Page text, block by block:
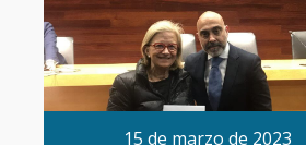
15 de marzo de 2023